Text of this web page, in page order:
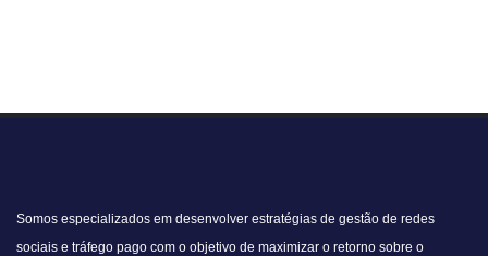
Somos especializados em desenvolver estratégias de gestão de redes
sociais e tráfego pago com o objetivo de maximizar o retorno sobre o